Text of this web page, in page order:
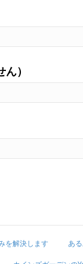
）
を解決します あ